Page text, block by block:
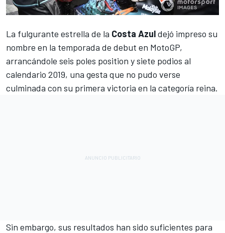
La fulgurante estrella de la Costa Azuldejó impreso su
nombre en la temporada de debut en MotoGP,
arrancándole seis poles position y siete podios al
calendario 2019, una gesta que no pudo verse
culminada con su primera victoria en la categoría reina.
Sin embargo, sus resultados han sido suficientes para